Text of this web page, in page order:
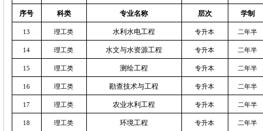
序号 科类 专业名称 层次 学制
13 理工类 水利水电工程 专升本 二年半
14 理工类 水文与水资源工程 专升本 二年半
15 理工类 测绘工程 专升本 二年半
16 理工类 勘查技术与工程 专升本 二年半
17 理工类 农业水利工程 专升本 二年半
18 理工类 环境工程 专升本 二年半